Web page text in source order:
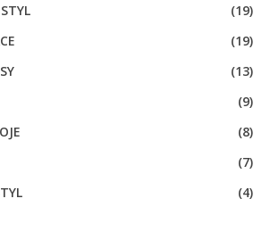
(19)
(19)
(13)
(9)
(8)
(7)
(4)